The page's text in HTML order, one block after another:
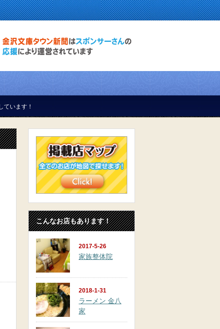
こんなお店もあります！
2017-5-26
家族整体院
2018-1-31
ラーメン 金八
家